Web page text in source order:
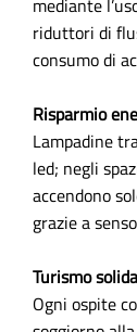
mediante
riduttori di
consumo di
Risparmio
Lampadine
led; negli
accendono
grazie a
Turismo
Ogni ospite